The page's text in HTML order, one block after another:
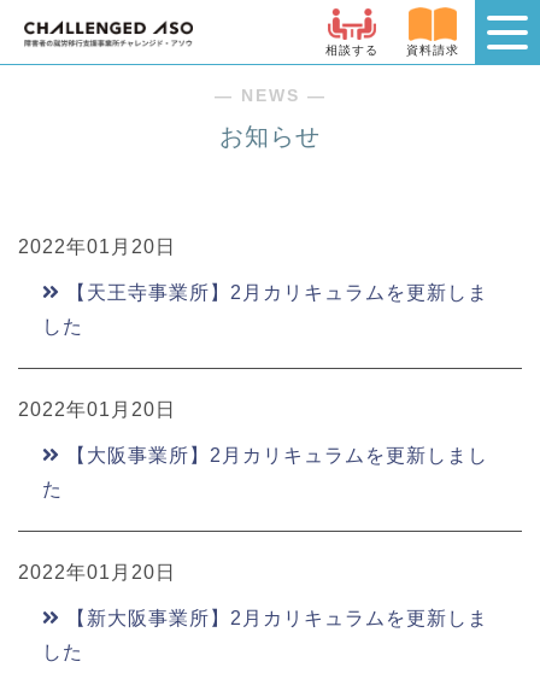
相談する 資料請求
― NEWS ―
お知らせ
2022年01月20日
【天王寺事業所】2月カリキュラムを更新しま
した
2022年01月20日
【大阪事業所】2月カリキュラムを更新しまし
た
2022年01月20日
【新大阪事業所】2月カリキュラムを更新しま
した